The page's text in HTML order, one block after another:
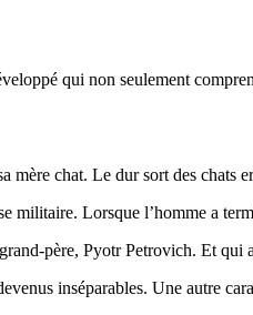
qui non seulement
mère chat. Le dur sort des chats
militaire. Lorsque l’homme a
père, Pyotr Petrovich. Et
inséparables. Une autre